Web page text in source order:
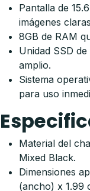
Pantalla de
imágenes
8GB de RAM
Unidad SSD
amplio.
Sistema
para uso
Material del
Mixed Black.
Dimensiones
(ancho) x 1.99